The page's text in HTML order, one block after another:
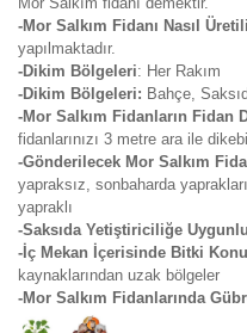
-Mor Salkım Fidanı Nasıl
yapılmaktadır.
-Dikim Bölgeleri: Her Rakım
-Dikim Bölgeleri: Bahçe,
-Mor Salkım Fidanların Fidan
fidanlarınızı 3 metre ara ile
-Gönderilecek Mor Salkım
yapraksız, sonbaharda
yapraklı
-Saksıda Yetiştiriciliğe
-İç Mekan İçerisinde Bitki
kaynaklarından uzak bölgeler
-Mor Salkım Fidanlarında